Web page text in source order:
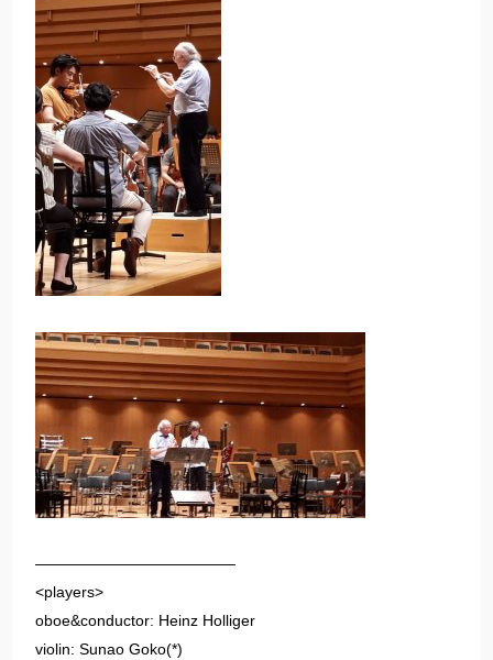
—————————————
<players>
oboe&conductor: Heinz Holliger
violin: Sunao Goko(*)